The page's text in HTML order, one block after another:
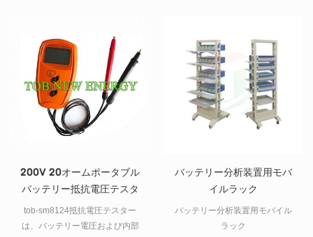
ニッケルカドミウムバッテリー
など） 2バッテリーテスト機能に
は、バッテリー電圧、負荷電圧
（差圧）、内部抵抗、充電機
能、過放電電流、短絡保護、熱
抵抗、短絡保護回復機能、容量
テストが含まれます。 3は、コン
200V 20オームポータブル
バッテリー抵抗電圧テスタ
ー
tob-sm8124抵抗電圧テスター
は、バッテリー電圧および内部
バッテリー分析装置用モバ
イルラック
バッテリー分析装置用モバイル
ラック